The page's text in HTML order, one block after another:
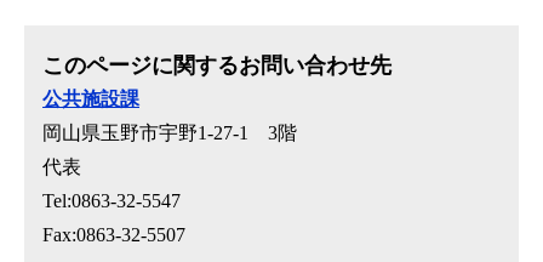
このページに関するお問い合わせ先
公共施設課
岡山県玉野市宇野1-27-1 3階
代表
Tel:0863-32-5547
Fax:0863-32-5507